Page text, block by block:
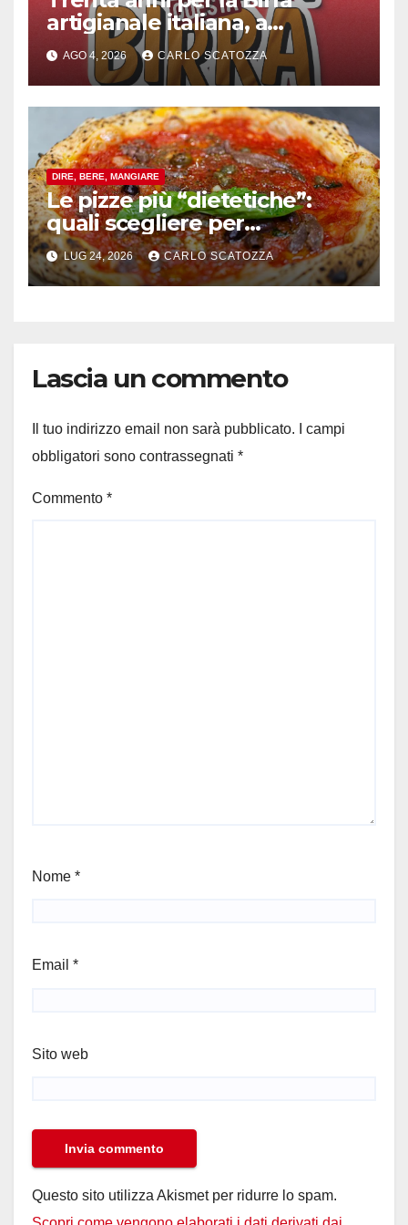
artigianale italiana, a
Pomigliano d’arco evento
celebrativo con birra speciale
AGO 4, 2026 CARLO SCATOZZA
DIRE, BERE, MANGIARE
Le pizze più “dietetiche”:
quali scegliere per
contenere le calorie senza
rinunciare al gusto
LUG 24, 2026 CARLO SCATOZZA
Lascia un commento
Il tuo indirizzo email non sarà pubblicato.
I campi
obbligatori sono contrassegnati *
Commento *
Nome *
Email *
Sito web
Questo sito utilizza Akismet per ridurre lo spam.